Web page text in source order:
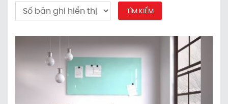
TÌM KIẾM